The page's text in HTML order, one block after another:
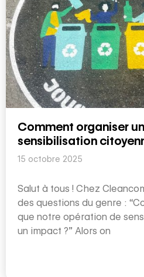
Comment organiser
sensibilisation
15 octobre 2025
Salut à tous ! Chez
des questions du genre :
que notre opération de
un impact ?” Alors on